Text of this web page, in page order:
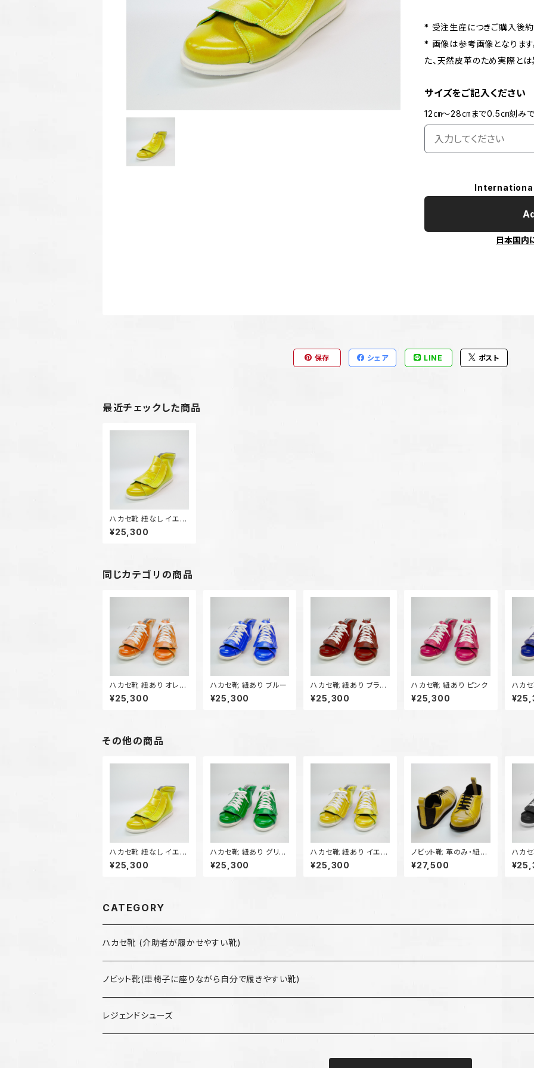
* 受注生産につきご購入後
* 画像は参考画像となります
た、天然皮革のため実際と
サイズをご記入ください
12㎝〜28㎝まで0.5㎝刻み
日本国内
保存 シェア LINE ポスト
最近チェックした商品
ハカセ靴 紐なし イエロ
ー
¥25,300
同じカテゴリの商品
ハカセ靴 紐あり オレン
ジ
¥25,300
ハカセ靴 紐あり ブルー
¥25,300
ハカセ靴 紐あり ブラウ
ン
¥25,300
ハカセ靴 紐あり ピンク
¥25,300
ハカ
ー
その他の商品
ハカセ靴 紐なし イエロ
ー
¥25,300
ハカセ靴 紐あり グリー
ン
¥25,300
ハカセ靴 紐あり イエロ
ー
¥25,300
ノビット靴 革のみ・紐タ
イプ イエロー
¥27,500
ハカセ
ク
CATEGORY
ハカセ靴 (介助者が履かせやすい靴)
ノビット靴(車椅子に座りながら自分で履きやすい靴)
レジェンドシューズ